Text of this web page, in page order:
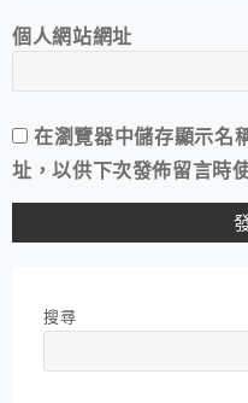
個人網站網址
在瀏覽器中儲存顯示名
址，以供下次發佈留言時
搜尋